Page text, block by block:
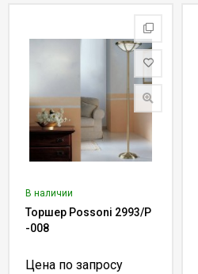
В наличии
Торшер Possoni 2993/P
-008
Цена по запросу